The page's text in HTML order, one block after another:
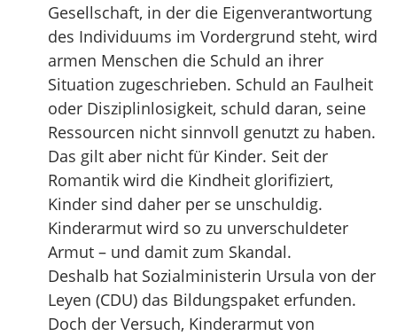
Gesellschaft, in der die Eigenverantwortung
des Individuums im Vordergrund steht, wird
armen Menschen die Schuld an ihrer
Situation zugeschrieben. Schuld an Faulheit
oder Disziplinlosigkeit, schuld daran, seine
Ressourcen nicht sinnvoll genutzt zu haben.
Das gilt aber nicht für Kinder. Seit der
Romantik wird die Kindheit glorifiziert,
Kinder sind daher per se unschuldig.
Kinderarmut wird so zu unverschuldeter
Armut – und damit zum Skandal.
Deshalb hat Sozialministerin Ursula von der
Leyen (CDU) das Bildungspaket erfunden.
Doch der Versuch, Kinderarmut von